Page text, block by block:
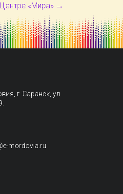
«Мира» →
г. Саранск, ул.
mordovia.ru